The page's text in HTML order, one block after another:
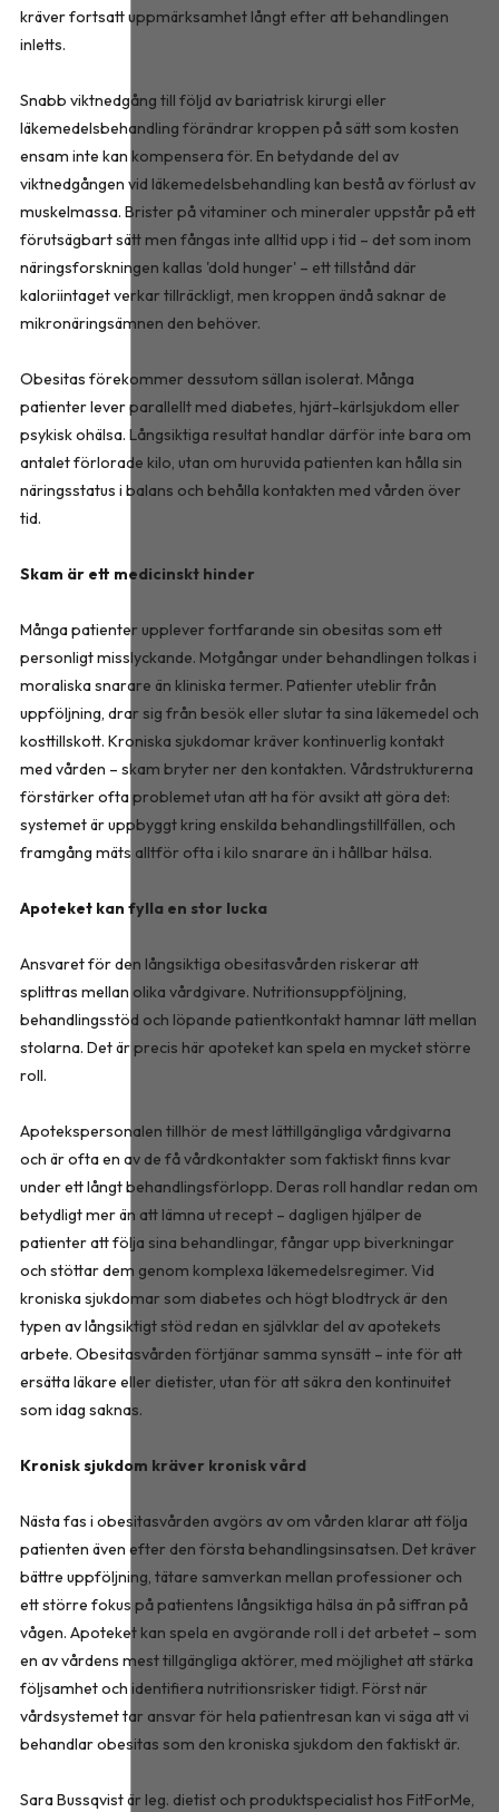
kräver fortsatt uppmärksamhet långt efter att behandlingen
inletts.
Snabb viktnedgång till följd av bariatrisk kirurgi eller
läkemedelsbehandling förändrar kroppen på sätt som kosten
ensam inte kan kompensera för. En betydande del av
viktnedgången vid läkemedelsbehandling kan bestå av förlust av
muskelmassa. Brister på vitaminer och mineraler uppstår på ett
förutsägbart sätt men fångas inte alltid upp i tid – det som inom
näringsforskningen kallas 'dold hunger' – ett tillstånd där
kaloriintaget verkar tillräckligt, men kroppen ändå saknar de
mikronäringsämnen den behöver.
Obesitas förekommer dessutom sällan isolerat. Många
patienter lever parallellt med diabetes, hjärt-kärlsjukdom eller
psykisk ohälsa. Långsiktiga resultat handlar därför inte bara om
antalet förlorade kilo, utan om huruvida patienten kan hålla sin
näringsstatus i balans och behålla kontakten med vården över
tid.
Skam är ett medicinskt hinder
Många patienter upplever fortfarande sin obesitas som ett
personligt misslyckande. Motgångar under behandlingen tolkas i
moraliska snarare än kliniska termer. Patienter uteblir från
uppföljning, drar sig från besök eller slutar ta sina läkemedel och
kosttillskott. Kroniska sjukdomar kräver kontinuerlig kontakt
med vården – skam bryter ner den kontakten. Vårdstrukturerna
förstärker ofta problemet utan att ha för avsikt att göra det:
systemet är uppbyggt kring enskilda behandlingstillfällen, och
framgång mäts alltför ofta i kilo snarare än i hållbar hälsa.
Apoteket kan fylla en stor lucka
Ansvaret för den långsiktiga obesitasvården riskerar att
splittras mellan olika vårdgivare. Nutritionsuppföljning,
behandlingsstöd och löpande patientkontakt hamnar lätt mellan
stolarna. Det är precis här apoteket kan spela en mycket större
roll.
Apotekspersonalen tillhör de mest lättillgängliga vårdgivarna
och är ofta en av de få vårdkontakter som faktiskt finns kvar
under ett långt behandlingsförlopp. Deras roll handlar redan om
betydligt mer än att lämna ut recept – dagligen hjälper de
patienter att följa sina behandlingar, fångar upp biverkningar
och stöttar dem genom komplexa läkemedelsregimer. Vid
kroniska sjukdomar som diabetes och högt blodtryck är den
typen av långsiktigt stöd redan en självklar del av apotekets
arbete. Obesitasvården förtjänar samma synsätt – inte för att
ersätta läkare eller dietister, utan för att säkra den kontinuitet
som idag saknas.
Kronisk sjukdom kräver kronisk vård
Nästa fas i obesitasvården avgörs av om vården klarar att följa
patienten även efter den första behandlingsinsatsen. Det kräver
bättre uppföljning, tätare samverkan mellan professioner och
ett större fokus på patientens långsiktiga hälsa än på siffran på
vågen. Apoteket kan spela en avgörande roll i det arbetet – som
en av vårdens mest tillgängliga aktörer, med möjlighet att stärka
följsamhet och identifiera nutritionsrisker tidigt. Först när
vårdsystemet tar ansvar för hela patientresan kan vi säga att vi
behandlar obesitas som den kroniska sjukdom den faktiskt är.
Sara Bussqvist är leg. dietist och produktspecialist hos FitForMe,